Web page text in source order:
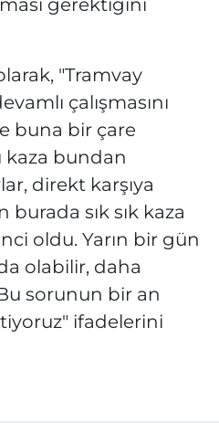
gerektiğini
"Tramvay
çalışmasını
buna bir çare
kaza bundan
direkt karşıya
sık sık kaza
oldu. Yarın bir gün
olabilir, daha
sorunun bir an
ifadelerini